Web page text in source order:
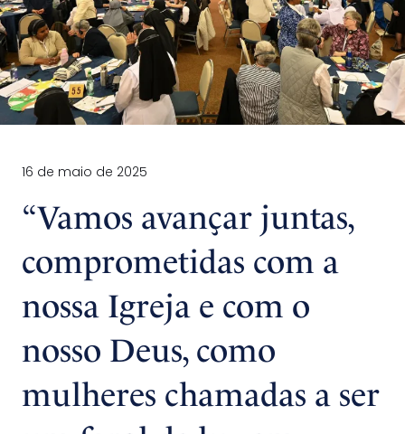
16 de maio de 2025
“Vamos avançar juntas,
comprometidas com a
nossa Igreja e com o
nosso Deus, como
mulheres chamadas a ser